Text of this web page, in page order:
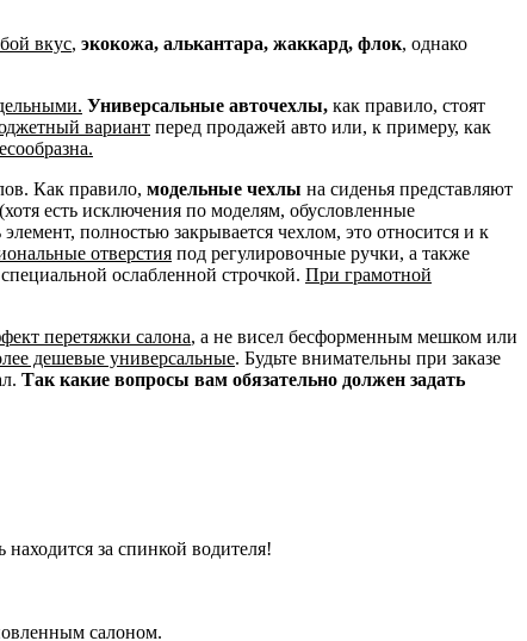
вкус, экокожа, алькантара, жаккард, флок, однако
Универсальные авточехлы, как правило, стоят
вариант перед продажей авто или, к примеру, как
Как правило, модельные чехлы на сиденья представляют
(хотя есть исключения по моделям, обусловленные
элемент, полностью закрывается чехлом, это относится и к
отверстия под регулировочные ручки, а также
ослабленной строчкой. При грамотной
перетяжки салона, а не висел бесформенным мешком или
дешевые универсальные. Будьте внимательны при заказе
Так какие вопросы вам обязательно должен задать
за спинкой водителя!
салоном.